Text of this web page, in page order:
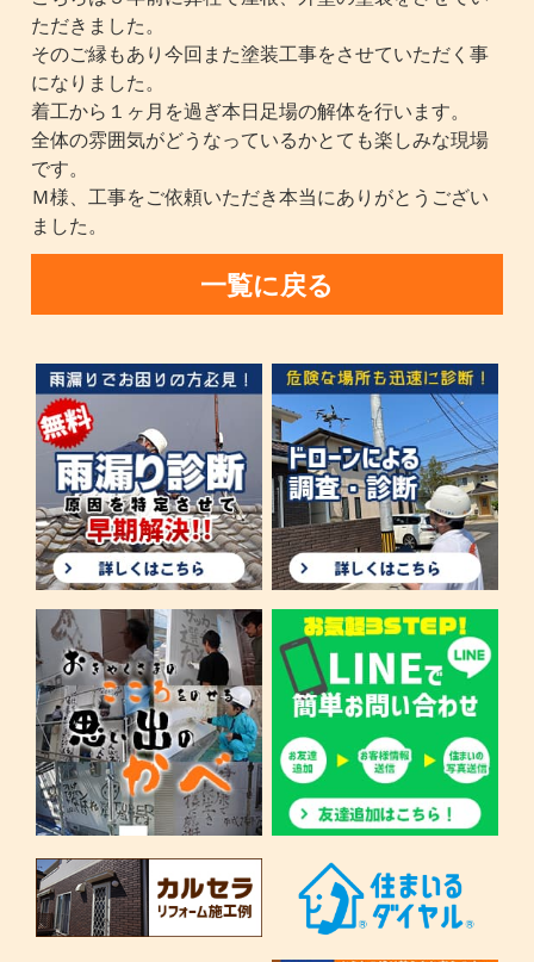
ただきました。
そのご縁もあり今回また塗装工事をさせていただく事
になりました。
着工から１ヶ月を過ぎ本日足場の解体を行います。
全体の雰囲気がどうなっているかとても楽しみな現場
です。
Ｍ様、工事をご依頼いただき本当にありがとうござい
ました。
一覧に戻る